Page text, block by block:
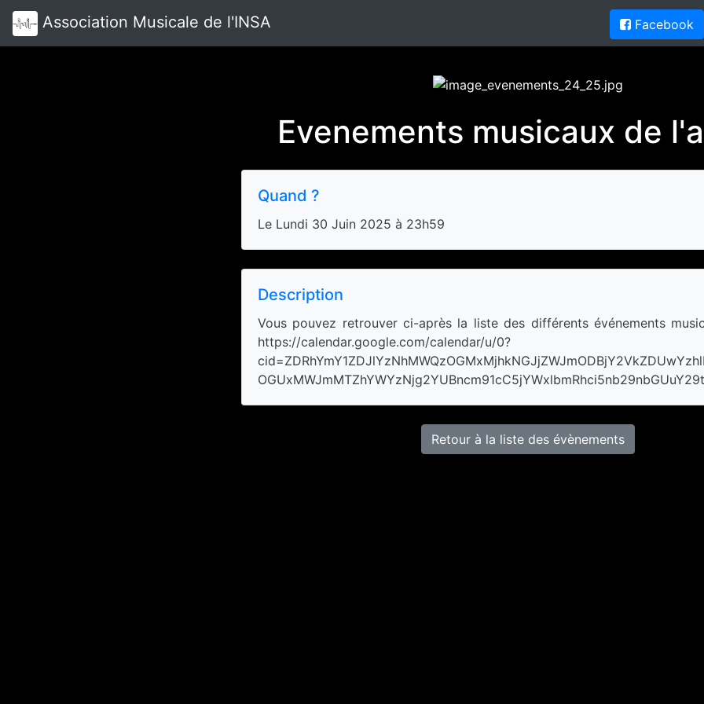
Association Musicale de l'INSA Facebook
Evenements musicaux de
Quand ?
Le Lundi 30 Juin 2025 à 23h59
Description
Vous pouvez retrouver ci-après la liste des différents événements
https://calendar.google.com/calendar/u/0?
OGUxMWJmMTZhYWYzNjg2YUBncm91cC5jYWxlbmRhci5nb29nbGUuY29t
Retour à la liste des évènements